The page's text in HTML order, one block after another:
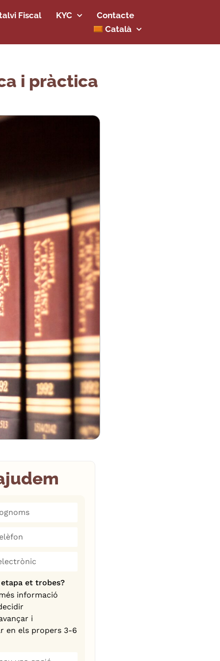
Fiscal KYC
Contacte
Català
i pràctica
+1
et trobes?
informació
i
en els propers 3-6